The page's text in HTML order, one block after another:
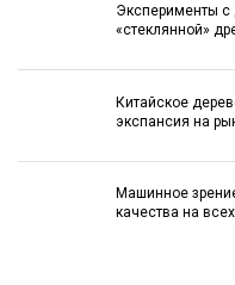
Эксперименты с
«стеклянной»
Китайское
экспансия на
Машинное
качества на